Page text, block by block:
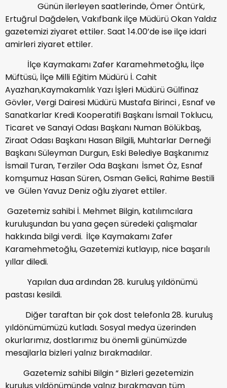
Günün ilerleyen saatlerinde, Ömer Öntürk,
Ertuğrul Dağdelen, Vakıfbank ilçe Müdürü Okan Yaldız
gazetemizi ziyaret ettiler. Saat 14.00’de ise ilçe idari
amirleri ziyaret ettiler.
İlçe Kaymakamı Zafer Karamehmetoğlu, İlçe
Müftüsü, İlçe Milli Eğitim Müdürü İ. Cahit
Ayazhan,Kaymakamlık Yazı İşleri Müdürü Gülfinaz
Gövler, Vergi Dairesi Müdürü Mustafa Birinci , Esnaf ve
Sanatkarlar Kredi Kooperatifi Başkanı İsmail Toklucu,
Ticaret ve Sanayi Odası Başkanı Numan Bölükbaş,
Ziraat Odası Başkanı Hasan Bilgili, Muhtarlar Derneği
Başkanı Süleyman Durgun, Eski Belediye Başkanımız
İsmail Turan, Terziler Oda Başkanı İsmet Öz, Esnaf
komşumuz Hasan Süren, Osman Gelici, Rahime Bestili
ve Gülen Yavuz Deniz oğlu ziyaret ettiler.
Gazetemiz sahibi İ. Mehmet Bilgin, katılımcılara
kuruluşundan bu yana geçen süredeki çalışmalar
hakkında bilgi verdi. İlçe Kaymakamı Zafer
Karamehmetoğlu, Gazetemizi kutlayıp, nice başarılı
yıllar diledi.
Yapılan dua ardından 28. kuruluş yıldönümü
pastası kesildi.
Diğer taraftan bir çok dost telefonla 28. kuruluş
yıldönümümüzü kutladı. Sosyal medya üzerinden
okurlarımız, dostlarımız bu önemli günümüzde
mesajlarla bizleri yalnız bırakmadılar.
Gazetemiz sahibi Bilgin “ Bizleri gezetemizin